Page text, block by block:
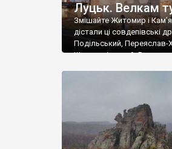
Луцьк. Велкам
Змішайте Житомир і
дістали ці совдепівські
Подільський, Переяслав-
Шевченківський,